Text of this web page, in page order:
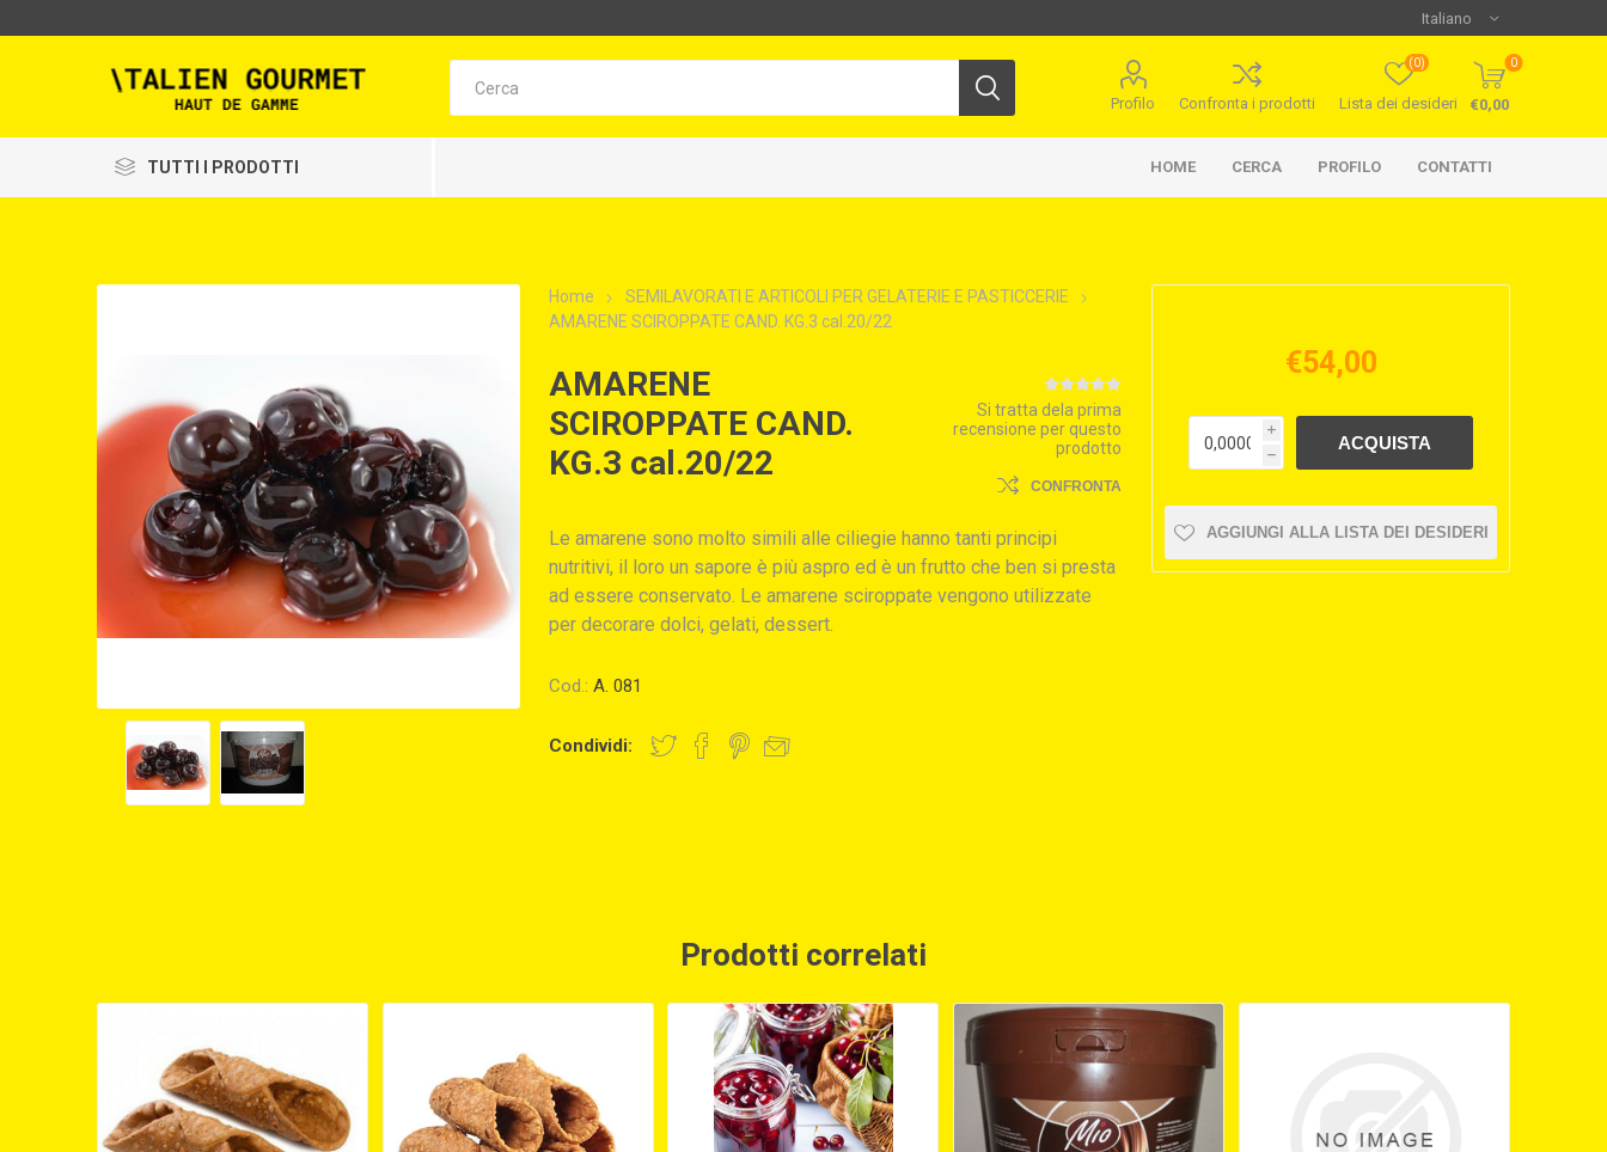
Profilo Confronta i prodotti Lista dei desideri
(0) 0
€0,00
TUTTI I PRODOTTI HOME CERCA PROFILO CONTATTI
Home
SEMILAVORATI E ARTICOLI PER GELATERIE E PASTICCERIE
AMARENE SCIROPPATE CAND. KG.3 cal.20/22
AMARENE
SCIROPPATE CAND.
KG.3 cal.20/22
Si tratta dela prima
recensione per questo
prodotto
CONFRONTA
Le amarene sono molto simili alle ciliegie hanno tanti principi
nutritivi, il loro un sapore è più aspro ed è un frutto che ben si presta
ad essere conservato. Le amarene sciroppate vengono utilizzate
per decorare dolci, gelati, dessert.
Cod.: A. 081
Condividi:
€54,00
i
h
AGGIUNGI ALLA LISTA DEI DESIDERI
Prodotti correlati